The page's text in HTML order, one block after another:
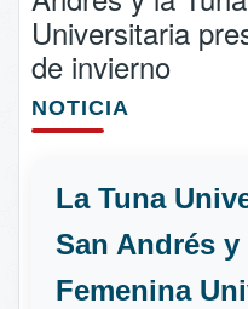
Universitaria
de invierno
NOTICIA
La Tuna
San Andrés y
Femenina